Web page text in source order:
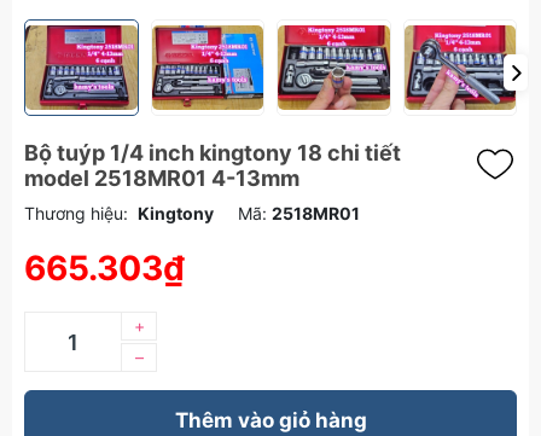
Bộ tuýp 1/4 inch kingtony 18 chi tiết
model 2518MR01 4-13mm
Thương hiệu: Kingtony Mã: 2518MR01
665.303₫
–
+
Thêm vào giỏ hàng